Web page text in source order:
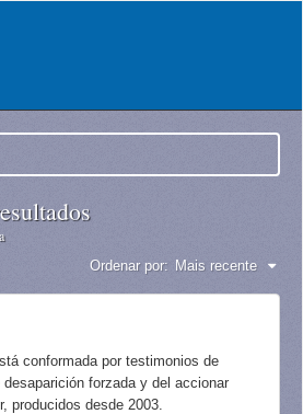
Ordenar por: Mais recente
conformada por testimonios de
forzada y del accionar
producidos desde 2003.